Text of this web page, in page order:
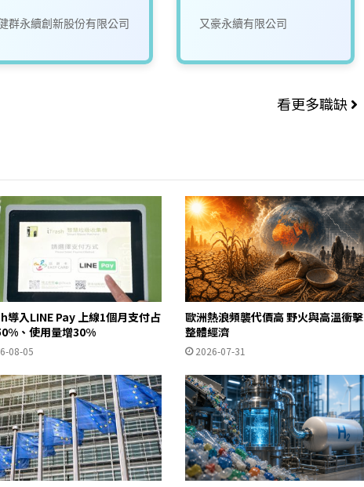
群永續創新股份有限公司 又豪永續有限公司
看更多職缺
導入LINE Pay 上線1個月支付占
、使用量增30%
08-05
歐洲熱浪頻襲代價高 野火與高溫衝擊
整體經濟
2026-07-31